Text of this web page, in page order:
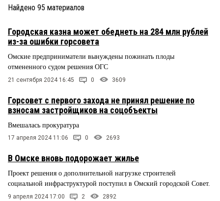
ПРОИСШЕСТВИЯ
СТИЛЬ ЖИЗНИ
Найдено 95 материалов
Городская казна может обеднеть на 284 млн рублей
из-за ошибки горсовета
Омские предприниматели вынуждены пожинать плоды
отмененного судом решения ОГС
21 сентября 2024 16:45 0 3609
Горсовет с первого захода не принял решение по
взносам застройщиков на соцобъекты
Вмешалась прокуратура
17 апреля 2024 11:06 0 2693
В Омске вновь подорожает жилье
Проект решения о дополнительной нагрузке строителей
социальной инфраструктурой поступил в Омский городской Совет.
9 апреля 2024 17:00 2 2892